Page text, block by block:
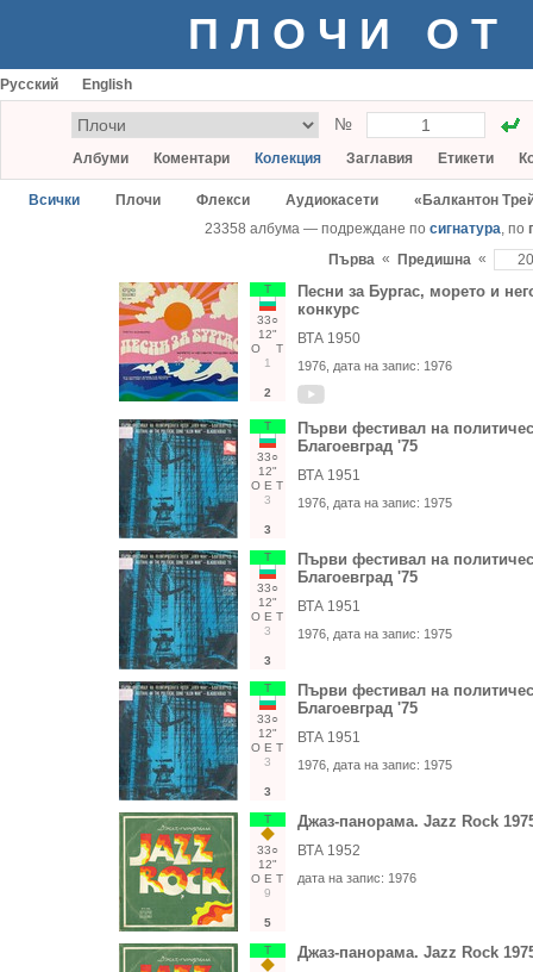
ПЛОЧИ ОТ
Русский English
№
Албуми Коментари Колекция Заглавия Етикети
Всички Плочи Флекси Аудиокасети
«Балкантон
23358 албума — подреждане по сигнатура, по
Първа « Предишна «
Т
33○
12"
О
Т
1
2
Песни за Бургас, морето и
конкурс
ВТА 1950
1976 , дата на запис: 1976
Т
33○
12"
О Е Т
3
3
Първи фестивал на
Благоевград '75
ВТА 1951
1976 , дата на запис: 1975
Т
33○
12"
О Е Т
3
3
Първи фестивал на
Благоевград '75
ВТА 1951
1976 , дата на запис: 1975
Т
33○
12"
О Е Т
3
3
Първи фестивал на
Благоевград '75
ВТА 1951
1976 , дата на запис: 1975
Т
33○
12"
О Е Т
9
5
Джаз-панорама. Jazz Rock
ВТА 1952
дата на запис: 1976
Т Джаз-панорама. Jazz Rock